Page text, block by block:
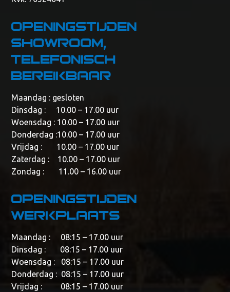
Openingstijden
showroom,
telefonisch
bereikbaar
Maandag : gesloten
Dinsdag : 10.00 – 17.00 uur
Woensdag : 10.00 – 17.00 uur
Donderdag :10.00 – 17.00 uur
Vrijdag : 10.00 – 17.00 uur
Zaterdag : 10.00 – 17.00 uur
Zondag : 11.00 – 16.00 uur
Openingstijden
werkplaats
Maandag : 08:15 – 17.00 uur
Dinsdag : 08:15 – 17.00 uur
Woensdag : 08:15 – 17.00 uur
Donderdag : 08:15 – 17.00 uur
Vrijdag : 08:15 – 17.00 uur